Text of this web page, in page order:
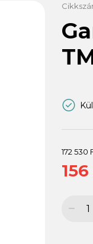
172 530